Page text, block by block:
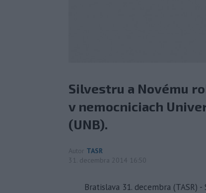
Silvestru a Novému
v nemocniciach
(UNB).
Autor TASR
31. decembra 2014 16:50
Bratislava 31. decembra (TASR)